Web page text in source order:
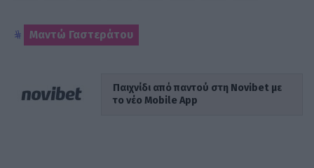
Μαντώ Γαστεράτου
Παιχνίδι από παντού στη Novibet με
το νέο Mobile App